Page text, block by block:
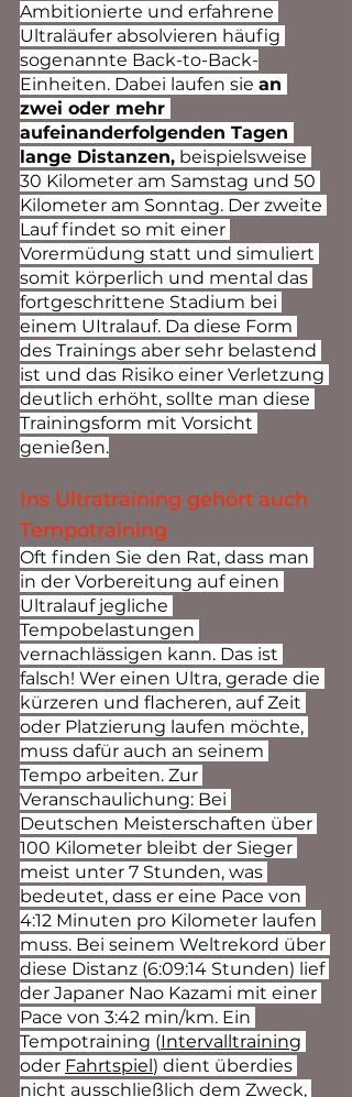
Ambitionierte und erfahrene
Ultraläufer absolvieren häufig
sogenannte Back-to-Back-
Einheiten. Dabei laufen sie an
zwei oder mehr
aufeinanderfolgenden Tagen
lange Distanzen, beispielsweise
30 Kilometer am Samstag und 50
Kilometer am Sonntag. Der zweite
Lauf findet so mit einer
Vorermüdung statt und simuliert
somit körperlich und mental das
fortgeschrittene Stadium bei
einem UItralauf. Da diese Form
des Trainings aber sehr belastend
ist und das Risiko einer Verletzung
deutlich erhöht, sollte man diese
Trainingsform mit Vorsicht
genießen.
Ins Ultratraining gehört auch
Tempotraining
Oft finden Sie den Rat, dass man
in der Vorbereitung auf einen
Ultralauf jegliche
Tempobelastungen
vernachlässigen kann. Das ist
falsch! Wer einen Ultra, gerade die
kürzeren und flacheren, auf Zeit
oder Platzierung laufen möchte,
muss dafür auch an seinem
Tempo arbeiten. Zur
Veranschaulichung: Bei
Deutschen Meisterschaften über
100 Kilometer bleibt der Sieger
meist unter 7 Stunden, was
bedeutet, dass er eine Pace von
4:12 Minuten pro Kilometer laufen
muss. Bei seinem Weltrekord über
diese Distanz (6:09:14 Stunden) lief
der Japaner Nao Kazami mit einer
Pace von 3:42 min/km. Ein
Tempotraining (Intervalltraining
oder Fahrtspiel ) dient überdies
nicht ausschließlich dem Zweck,